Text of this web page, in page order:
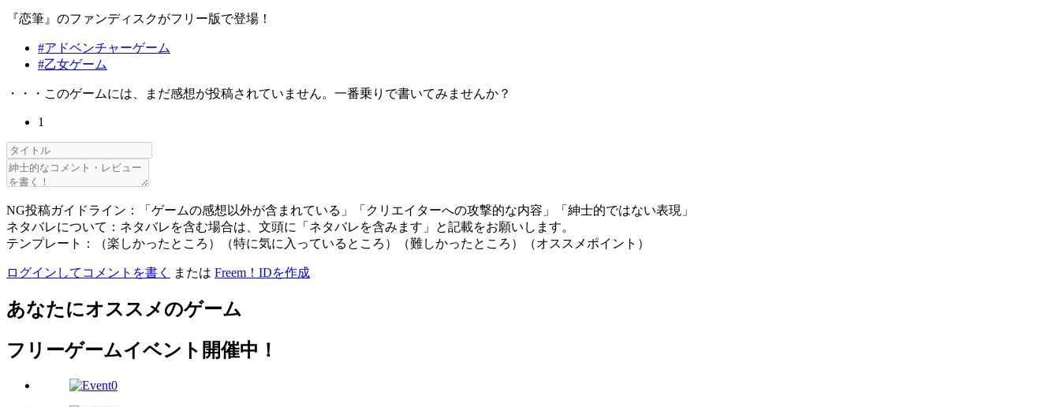
『恋筆』のファンディスクがフリー版で登場！
#アドベンチャーゲーム
#乙女ゲーム
・・・このゲームには、まだ感想が投稿されていません。一番乗りで書いてみませんか？
1
NG投稿ガイドライン：「ゲームの感想以外が含まれている」「クリエイターへの攻撃的な内容」「紳士的ではない表現」
ネタバレについて：ネタバレを含む場合は、文頭に「ネタバレを含みます」と記載をお願いします。
テンプレート：（楽しかったところ）（特に気に入っているところ）（難しかったところ）（オススメポイント）
ログインしてコメントを書く または Freem！IDを作成
あなたにオススメのゲーム
フリーゲームイベント開催中！